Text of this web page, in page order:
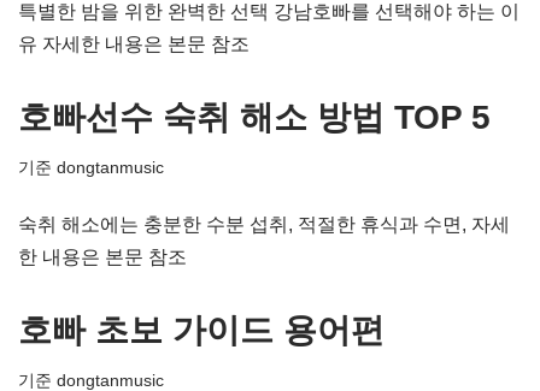
특별한 밤을 위한 완벽한 선택 강남호빠를 선택해야 하는 이
유 자세한 내용은 본문 참조
호빠선수 숙취 해소 방법 TOP 5
기준 dongtanmusic
숙취 해소에는 충분한 수분 섭취, 적절한 휴식과 수면, 자세
한 내용은 본문 참조
호빠 초보 가이드 용어편
기준 dongtanmusic